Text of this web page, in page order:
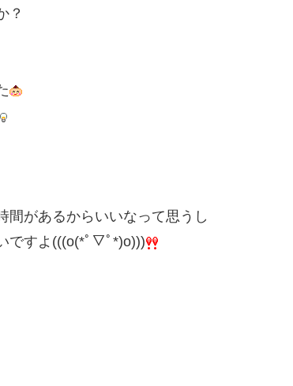
？
があるからいいなって思うし
ですよ(((o(*ﾟ▽ﾟ*)o)))